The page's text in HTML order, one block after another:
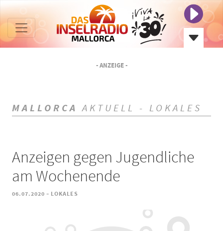
- ANZEIGE -
MALLORCA AKTUELL - LOKALES
Anzeigen gegen Jugendliche
am Wochenende
06.07.2020 - LOKALES